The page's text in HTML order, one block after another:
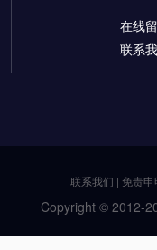
在线
联系
联系我们 | 免责申
Copyright © 2012-